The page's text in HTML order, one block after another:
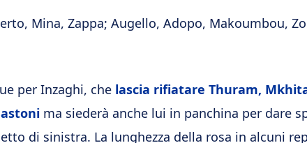
Mina, Zappa; Augello, Adopo, Makoumbou,
per Inzaghi, che lascia rifiatare Thuram,
ma siederà anche lui in panchina per dare
di sinistra. La lunghezza della rosa in alcuni